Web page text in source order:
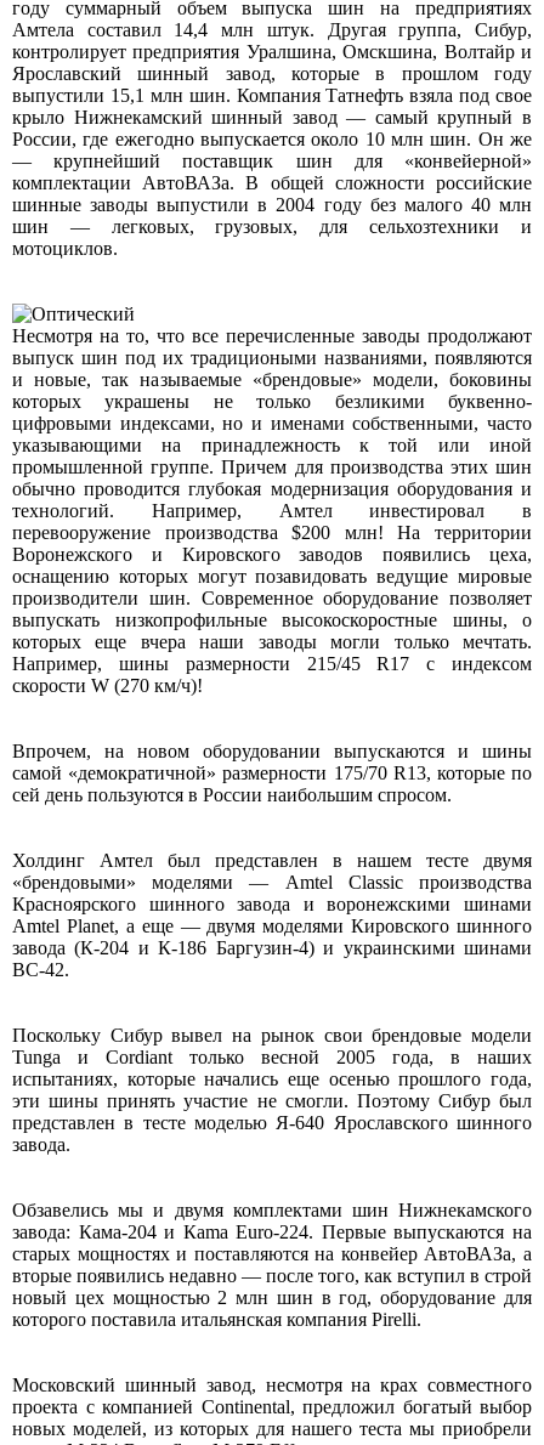
году суммарный объем выпуска шин на предприятиях
Амтела составил 14,4 млн штук. Другая группа, Сибур,
контролирует предприятия Уралшина, Омскшина, Волтайр и
Ярославский шинный завод, которые в прошлом году
выпустили 15,1 млн шин. Компания Татнефть взяла под свое
крыло Нижнекамский шинный завод — самый крупный в
России, где ежегодно выпускается около 10 млн шин. Он же
— крупнейший поставщик шин для «конвейерной»
комплектации АвтоВАЗа. В общей сложности российские
шинные заводы выпустили в 2004 году без малого 40 млн
шин — легковых, грузовых, для сельхозтехники и
мотоциклов.
Несмотря на то, что все перечисленные заводы продолжают
выпуск шин под их традициоными названиями, появляются
и новые, так называемые «брендовые» модели, боковины
которых украшены не только безликими буквенно-
цифровыми индексами, но и именами собственными, часто
указывающими на принадлежность к той или иной
промышленной группе. Причем для производства этих шин
обычно проводится глубокая модернизация оборудования и
технологий. Например, Амтел инвестировал в
перевооружение производства $200 млн! На территории
Воронежского и Кировского заводов появились цеха,
оснащению которых могут позавидовать ведущие мировые
производители шин. Современное оборудование позволяет
выпускать низкопрофильные высокоскоростные шины, о
которых еще вчера наши заводы могли только мечтать.
Например, шины размерности 215/45 R17 с индексом
скорости W (270 км/ч)!
Впрочем, на новом оборудовании выпускаются и шины
самой «демократичной» размерности 175/70 R13, которые по
сей день пользуются в России наибольшим спросом.
Холдинг Амтел был представлен в нашем тесте двумя
«брендовыми» моделями — Amtel Classic производства
Красноярского шинного завода и воронежскими шинами
Amtel Planet, а еще — двумя моделями Кировского шинного
завода (К-204 и К-186 Баргузин-4) и украинскими шинами
BC-42.
Поскольку Сибур вывел на рынок свои брендовые модели
Tunga и Cordiant только весной 2005 года, в наших
испытаниях, которые начались еще осенью прошлого года,
эти шины принять участие не смогли. Поэтому Сибур был
представлен в тесте моделью Я-640 Ярославского шинного
завода.
Обзавелись мы и двумя комплектами шин Нижнекамского
завода: Кама-204 и Каmа Euro-224. Первые выпускаются на
старых мощностях и поставляются на конвейер АвтоВАЗа, а
вторые появились недавно — после того, как вступил в строй
новый цех мощностью 2 млн шин в год, оборудование для
которого поставила итальянская компания Pirelli.
Московский шинный завод, несмотря на крах совместного
проекта с компанией Continental, предложил богатый выбор
новых моделей, из которых для нашего теста мы приобрели